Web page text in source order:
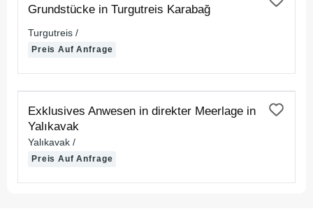
Grundstücke in Turgutreis Karabağ
Turgutreis /
Preis Auf Anfrage
ZUM VERKAUF
Exklusives Anwesen in direkter Meerlage in
Yalıkavak
Yalıkavak /
Preis Auf Anfrage